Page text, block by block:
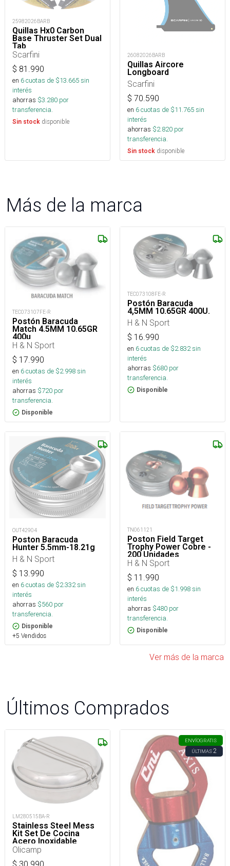
25982026BARB
Quillas Hx0 Carbon
Base Thruster Set Dual
Tab
Scarfini
$ 81.990
en 6cuotas de $13.665sin
interés
ahorras $3.280 por
transferencia.
Sin stock disponible
26082026BARB
Quillas Aircore
Longboard
Scarfini
$ 70.590
en 6cuotas de $11.765sin
interés
ahorras $2.820 por
transferencia.
Sin stock disponible
Más de la marca
TEC073107FE-R
Postón Baracuda
Match 4.5MM 10.65GR
400u
H & N Sport
$ 17.990
en 6cuotas de $2.998sin
interés
ahorras $720 por
transferencia.
Disponible
TEC073108FE-R
Postón Baracuda
4,5MM 10.65GR 400U.
H & N Sport
$ 16.990
en 6cuotas de $2.832sin
interés
ahorras $680 por
transferencia.
Disponible
OUT42904
Poston Baracuda
Hunter 5.5mm-18.21g
H & N Sport
$ 13.990
en 6cuotas de $2.332sin
interés
ahorras $560 por
transferencia.
Disponible
+5 Vendidos
TN061121
Poston Field Target
Trophy Power Cobre -
200 Unidades
H & N Sport
$ 11.990
en 6cuotas de $1.998sin
interés
ahorras $480 por
transferencia.
Disponible
Ver más de la marca
Últimos Comprados
LM280515BA-R
Stainless Steel Mess
Kit Set De Cocina
Acero Inoxidable
Camping
Olicamp
$ 30.990
ENVÍOGRATIS
ÚLTIMAS2